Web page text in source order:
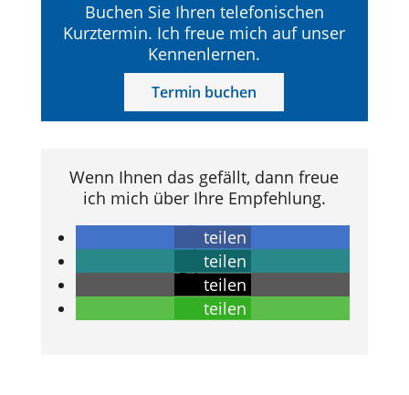
Buchen Sie Ihren telefonischen
Kurztermin. Ich freue mich auf unser
Kennenlernen.
Termin buchen
Wenn Ihnen das gefällt, dann freue
ich mich über Ihre Empfehlung.
teilen
teilen
teilen
teilen